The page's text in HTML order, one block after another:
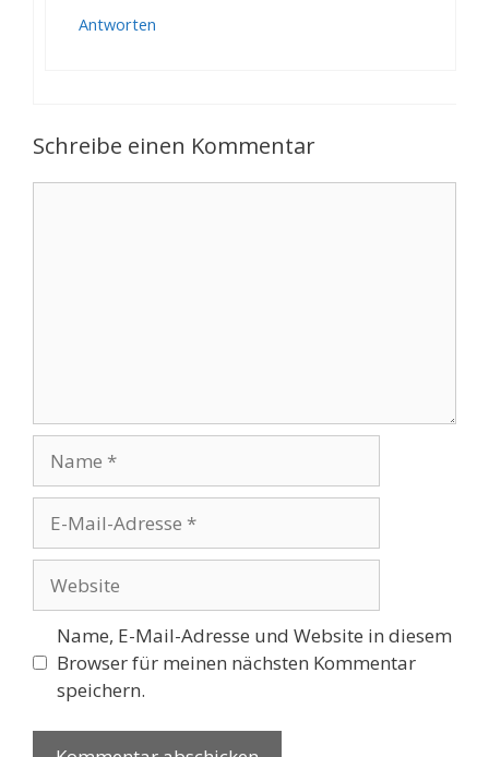
Antworten
Schreibe einen Kommentar
Mail-
Adresse
Name, E-Mail-Adresse und Website in diesem
Browser für meinen nächsten Kommentar
speichern.